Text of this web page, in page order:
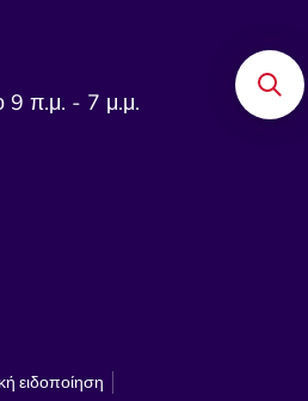
9 π.μ. - 7 μ.μ.
ειδοποίηση